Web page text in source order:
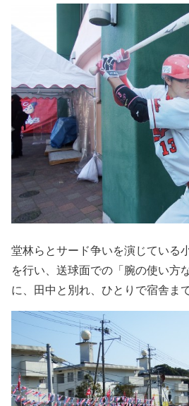
堂林らとサード争いを演じている
を行い、送球面での「腕の使い方
に、田中と別れ、ひとりで宿舎ま